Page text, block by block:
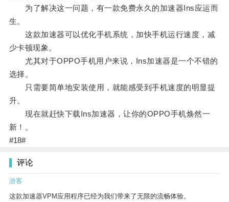
为了解决这一问题，有一款免费永久的加速器Ins应运而
生。
这款加速器可以优化手机系统，加快手机运行速度，减
少卡顿现象。
尤其对于OPPO手机用户来说，Ins加速器是一个不错的
选择。
只需要简单地安装使用，就能感受到手机速度的明显提
升。
现在就赶快下载Ins加速器，让你的OPPO手机焕然一
新！。
#18#
评论
游客
这款加速器VPM应用程序已经为我们带来了无限的流畅体验。